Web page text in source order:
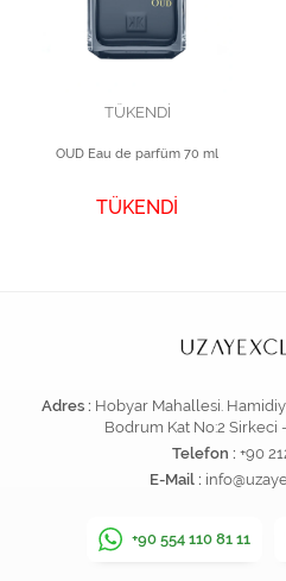
TÜKENDİ
OUD Eau de parfüm 70 ml
TÜKENDİ
Adres : Hobyar Mahallesi.
Bodrum Kat No:2 Sirkeci
Telefon : +90
E-Mail :
+90 554 110 81 11